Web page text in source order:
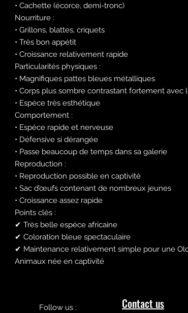
• Cachette (écorce, demi-tronc)
Nourriture :
• Grillons, blattes, criquets
• Très bon appétit
• Croissance relativement rapide
Particularités physiques :
• Magnifiques pattes bleues métalliques
• Corps plus sombre contrastant fortement avec
• Espèce très esthétique
Comportement :
• Espèce rapide et nerveuse
• Défensive si dérangée
• Passe beaucoup de temps dans sa galerie
Reproduction :
• Reproduction possible en captivité
• Sac d’œufs contenant de nombreux jeunes
• Croissance assez rapide
Points clés :
✔ Très belle espèce africaine
✔ Coloration bleue spectaculaire
✔ Maintenance relativement simple pour une
Animaux née en captivité
Follow us : Contact us